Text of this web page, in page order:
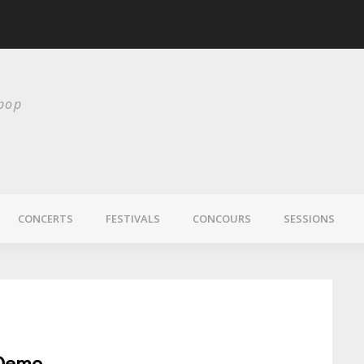
CONCERTS FESTIVALS CONCOURS SESSIONS